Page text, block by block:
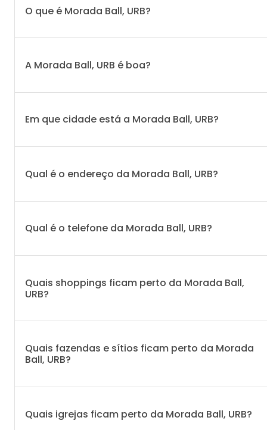
O que é Morada Ball, URB?
A Morada Ball, URB é boa?
Em que cidade está a Morada Ball, URB?
Qual é o endereço da Morada Ball, URB?
Qual é o telefone da Morada Ball, URB?
Quais shoppings ficam perto da Morada Ball,
URB?
Quais fazendas e sítios ficam perto da Morada
Ball, URB?
Quais igrejas ficam perto da Morada Ball, URB?